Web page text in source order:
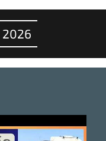
2026